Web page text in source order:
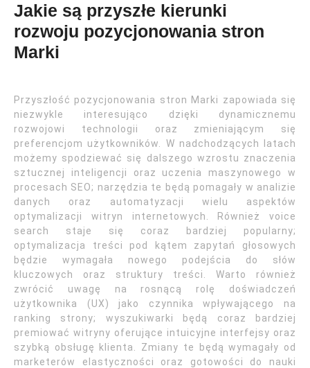
Jakie są przyszłe kierunki
rozwoju pozycjonowania stron
Marki
Przyszłość pozycjonowania stron Marki zapowiada się
niezwykle interesująco dzięki dynamicznemu
rozwojowi technologii oraz zmieniającym się
preferencjom użytkowników. W nadchodzących latach
możemy spodziewać się dalszego wzrostu znaczenia
sztucznej inteligencji oraz uczenia maszynowego w
procesach SEO; narzędzia te będą pomagały w analizie
danych oraz automatyzacji wielu aspektów
optymalizacji witryn internetowych. Również voice
search staje się coraz bardziej popularny;
optymalizacja treści pod kątem zapytań głosowych
będzie wymagała nowego podejścia do słów
kluczowych oraz struktury treści. Warto również
zwrócić uwagę na rosnącą rolę doświadczeń
użytkownika (UX) jako czynnika wpływającego na
ranking strony; wyszukiwarki będą coraz bardziej
premiować witryny oferujące intuicyjne interfejsy oraz
szybką obsługę klienta. Zmiany te będą wymagały od
marketerów elastyczności oraz gotowości do nauki